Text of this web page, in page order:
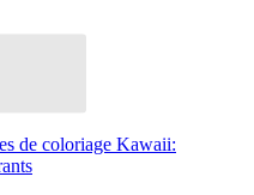
de coloriage Kawaii: